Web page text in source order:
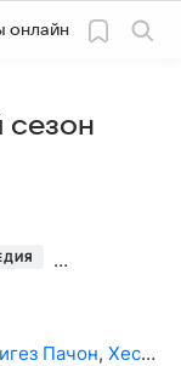
онлайн
сезон
Пачон, Хесус Родриго